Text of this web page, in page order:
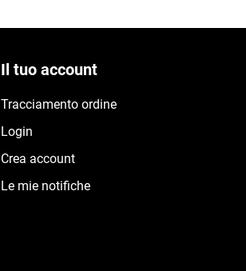
Il tuo account
Tracciamento ordine
Login
Crea account
Le mie notifiche